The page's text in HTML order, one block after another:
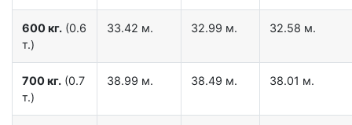
600 кг. (0.6
т.)
33.42 м. 32.99 м. 32.58 м.
700 кг. (0.7
т.)
38.99 м. 38.49 м. 38.01 м.